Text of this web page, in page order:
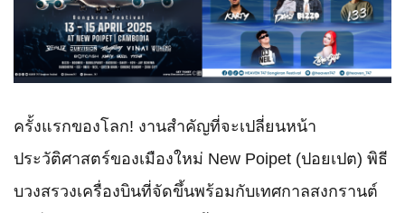
ครั้งแรกของโลก! งานสำคัญที่จะเปลี่ยนหน้า
ประวัติศาสตร์ของเมืองใหม่ New Poipet (ปอยเปต) พิธี
บวงสรวงเครื่องบินที่จัดขึ้นพร้อมกับเทศกาลสงกรานต์